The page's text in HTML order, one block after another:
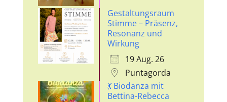
Gestaltungsraum
Stimme – Präsenz,
Resonanz und
Wirkung
19 Aug. 26
Puntagorda
💃 Biodanza mit
Bettina-Rebecca